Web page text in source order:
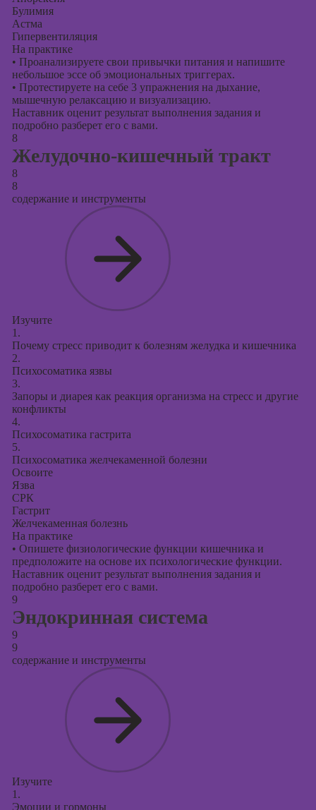
Булимия
Астма
Гипервентиляция
На практике
• Проанализируете свои привычки питания и напишите
небольшое эссе об эмоциональных триггерах.
• Протестируете на себе 3 упражнения на дыхание,
мышечную релаксацию и визуализацию.
Наставник оценит результат выполнения задания и
подробно разберет его с вами.
8
Желудочно-кишечный тракт
8
8
содержание и инструменты
Изучите
1.
Почему стресс приводит к болезням желудка и кишечника
2.
Психосоматика язвы
3.
Запоры и диарея как реакция организма на стресс и другие
конфликты
4.
Психосоматика гастрита
5.
Психосоматика желчекаменной болезни
Освоите
Язва
СРК
Гастрит
Желчекаменная болезнь
На практике
• Опишете физиологические функции кишечника и
предположите на основе их психологические функции.
Наставник оценит результат выполнения задания и
подробно разберет его с вами.
9
Эндокринная система
9
9
содержание и инструменты
Изучите
1.
Эмоции и гормоны